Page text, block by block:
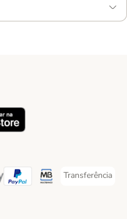
Method
Method
Payment Method
PayPal Payment Method
Multibanco Payment
Transferência
Transferência